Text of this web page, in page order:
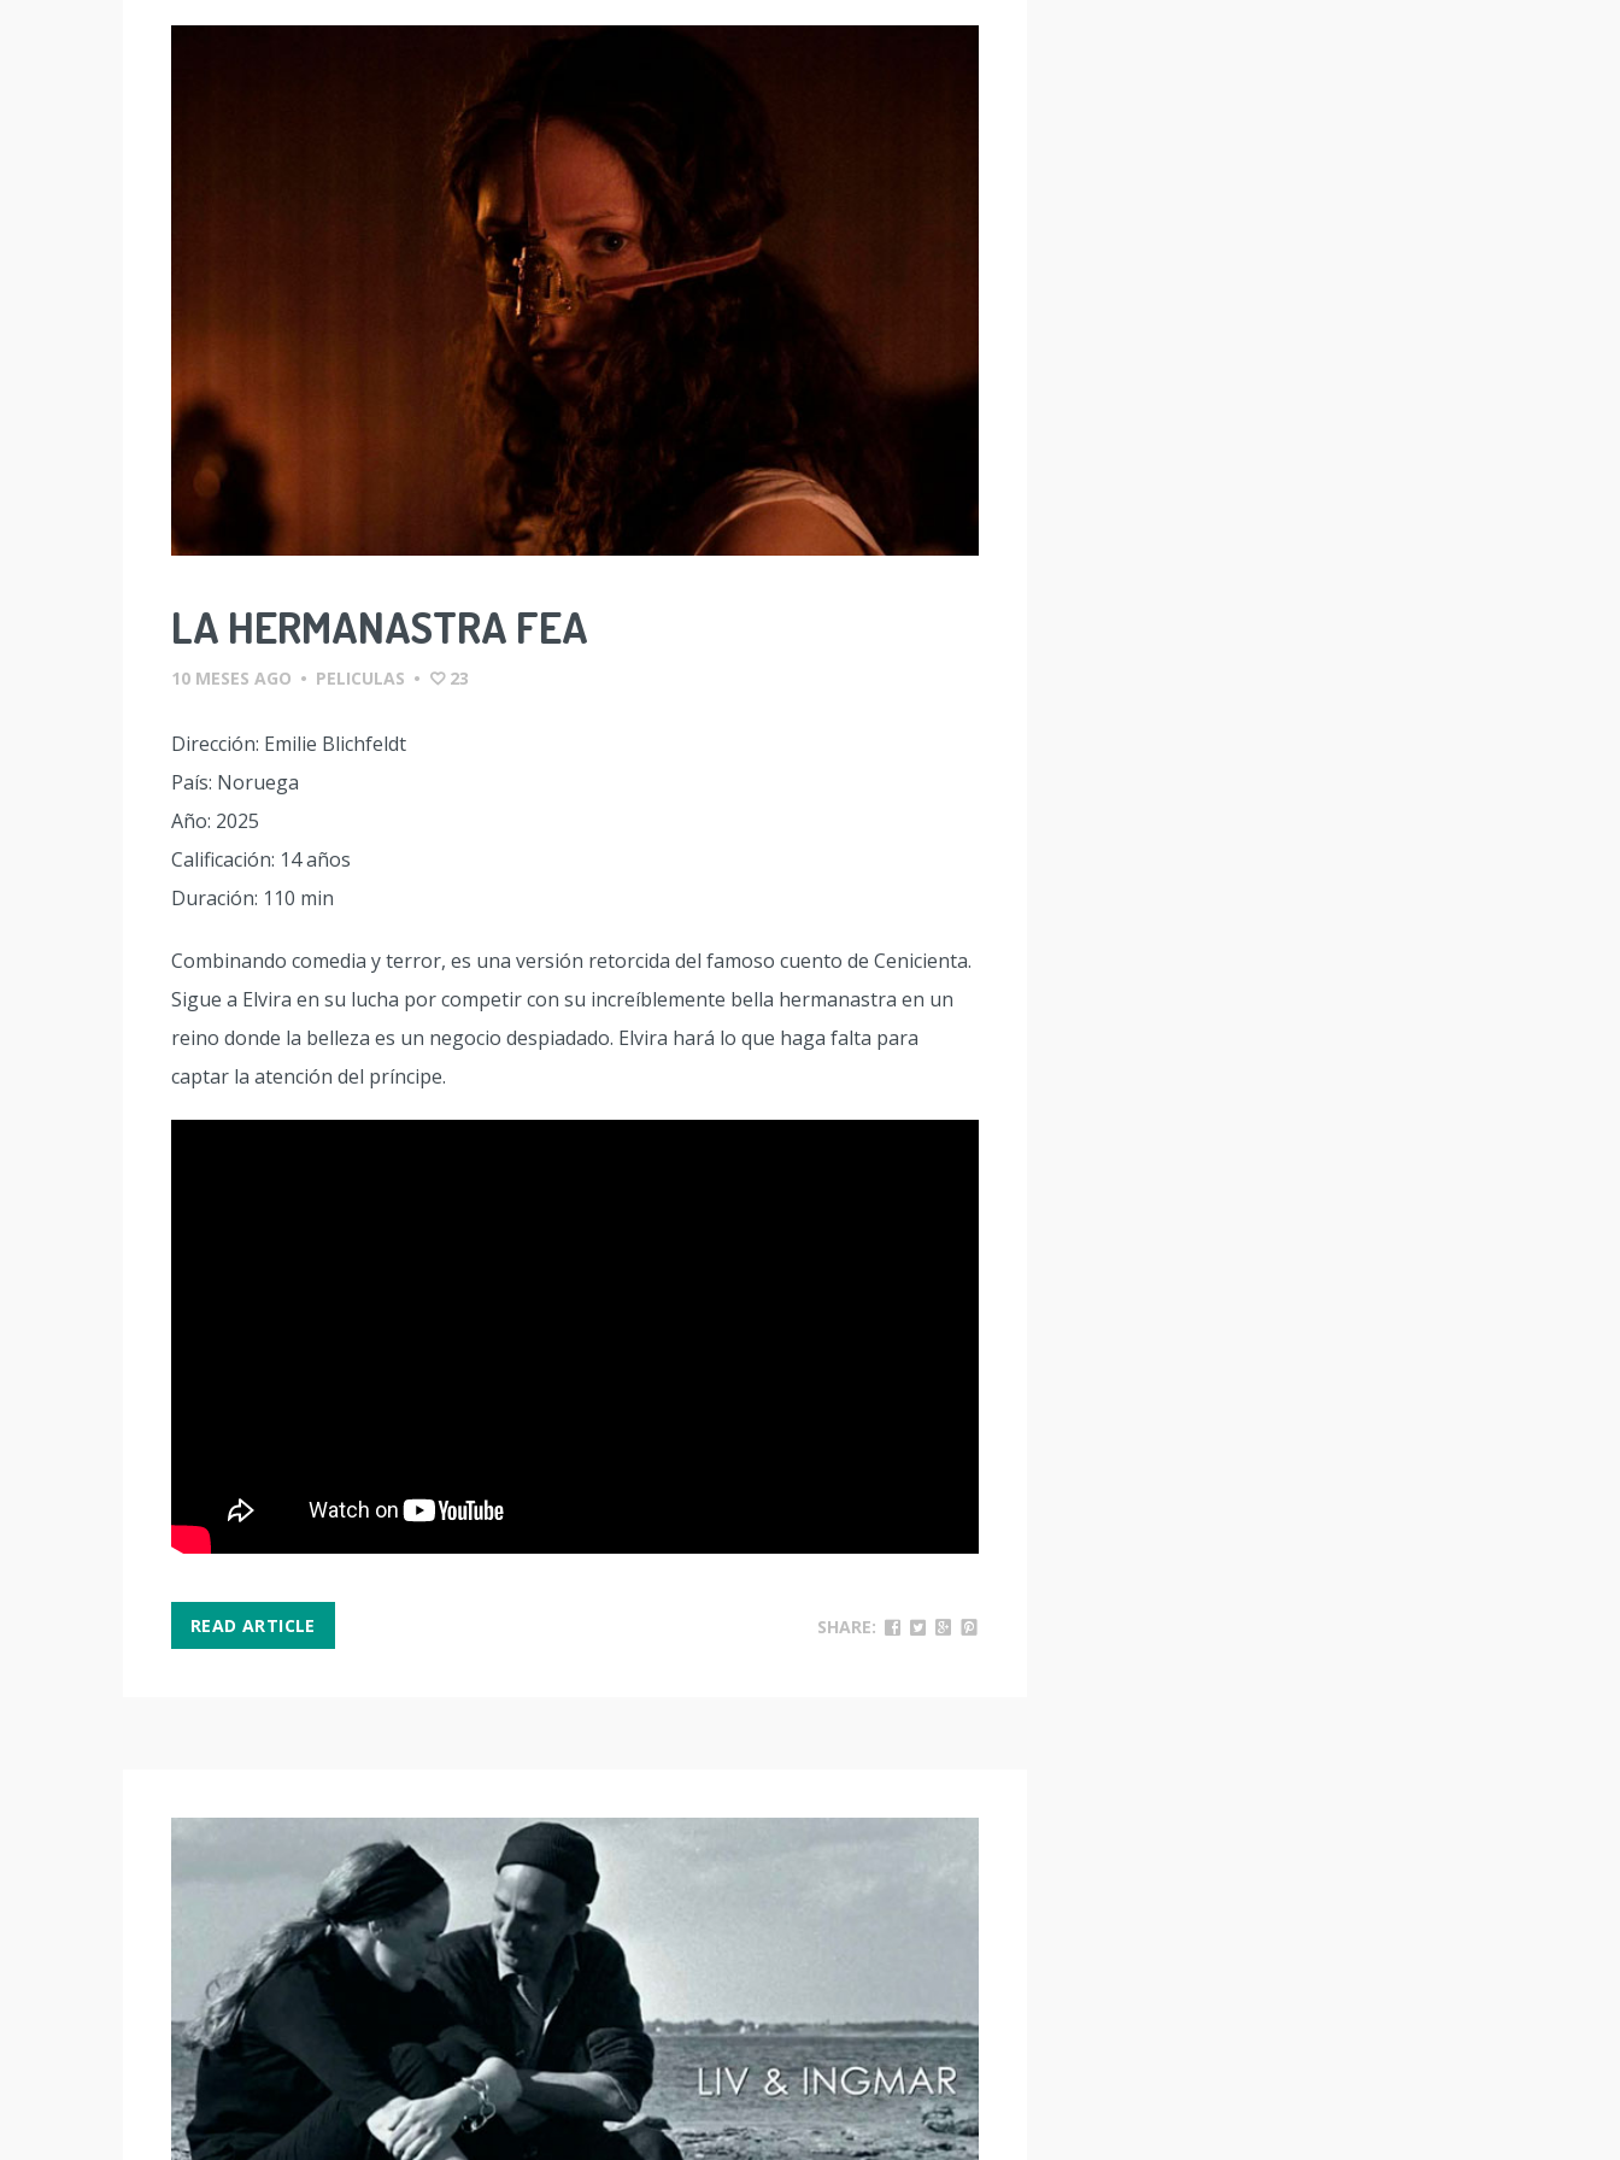
LA HERMANASTRA FEA
10 MESES AGO • PELICULAS • 23
Dirección: Emilie Blichfeldt
País: Noruega
Año: 2025
Calificación: 14 años
Duración: 110 min
Combinando comedia y terror, es una versión retorcida del famoso cuento de Cenicienta.
Sigue a Elvira en su lucha por competir con su increíblemente bella hermanastra en un
reino donde la belleza es un negocio despiadado. Elvira hará lo que haga falta para
captar la atención del príncipe.
READ ARTICLE SHARE: